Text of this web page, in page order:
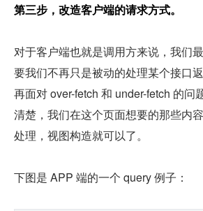
第三步，改造客户端的请求方式。
对于客户端也就是调用方来说，我们
要我们不再只是被动的处理某个接口
再面对 over-fetch 和 under-fetch 的问
清楚，我们在这个页面想要的那些内
处理，视图构造就可以了。
下图是 APP 端的一个 query 例子：